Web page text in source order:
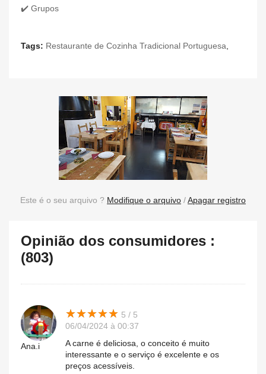
✔️ Grupos
Tags: Restaurante de Cozinha Tradicional Portuguesa
Este é o seu arquivo ? Modifique o arquivo /Apagar registro
Opinião dos consumidores :
(803)
Ana.i
★★★★★
★★★★★ 5 / 5
06/04/2024 à 00:37
A carne é deliciosa, o conceito é muito
interessante e o serviço é excelente e os
preços acessíveis.